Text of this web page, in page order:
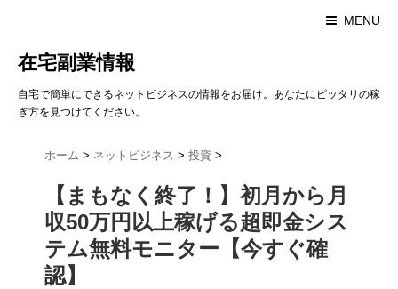
MENU
在宅副業情報
自宅で簡単にできるネットビジネスの情報をお届け。あなたにピッタリの稼
ぎ方を見つけてください。
ホーム > ネットビジネス > 投資 >
【まもなく終了！】初月から月
収50万円以上稼げる超即金シス
テム無料モニター【今すぐ確
認】